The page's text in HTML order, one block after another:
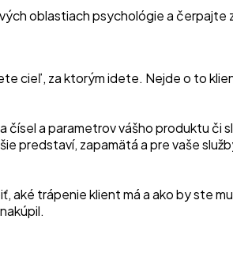
oblastiach psychológie a čerpajte
cieľ, za ktorým idete. Nejde o to
a parametrov vášho produktu či
predstaví, zapamätá a pre vaše
aké trápenie klient má a ako by ste